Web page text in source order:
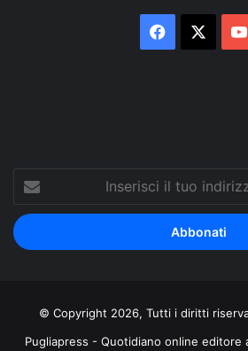
Facebook
Inserisci
tuo
indirizzo
mail
© Copyright 2026, Tutti i diritti
Pugliapress - Quotidiano online editore